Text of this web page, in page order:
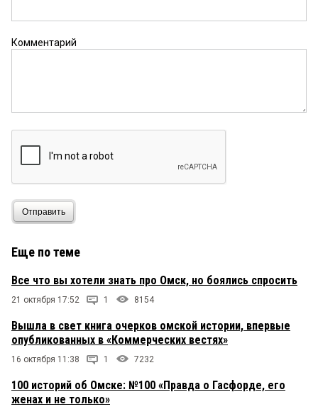
Комментарий
Отправить
Еще по теме
Все что вы хотели знать про Омск, но боялись спросить
21 октября 17:52 1 8154
Вышла в свет книга очерков омской истории, впервые
опубликованных в «Коммерческих вестях»
16 октября 11:38 1 7232
100 историй об Омске: №100 «Правда о Гасфорде, его
женах и не только»